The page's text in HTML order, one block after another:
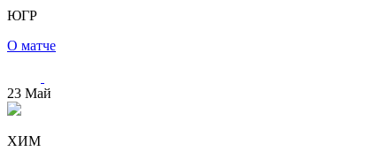
ЮГР
О матче
23 Май
ХИМ